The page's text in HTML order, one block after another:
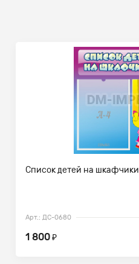
Список детей на шкафчики
Арт.: ДС-0680
1 800₽